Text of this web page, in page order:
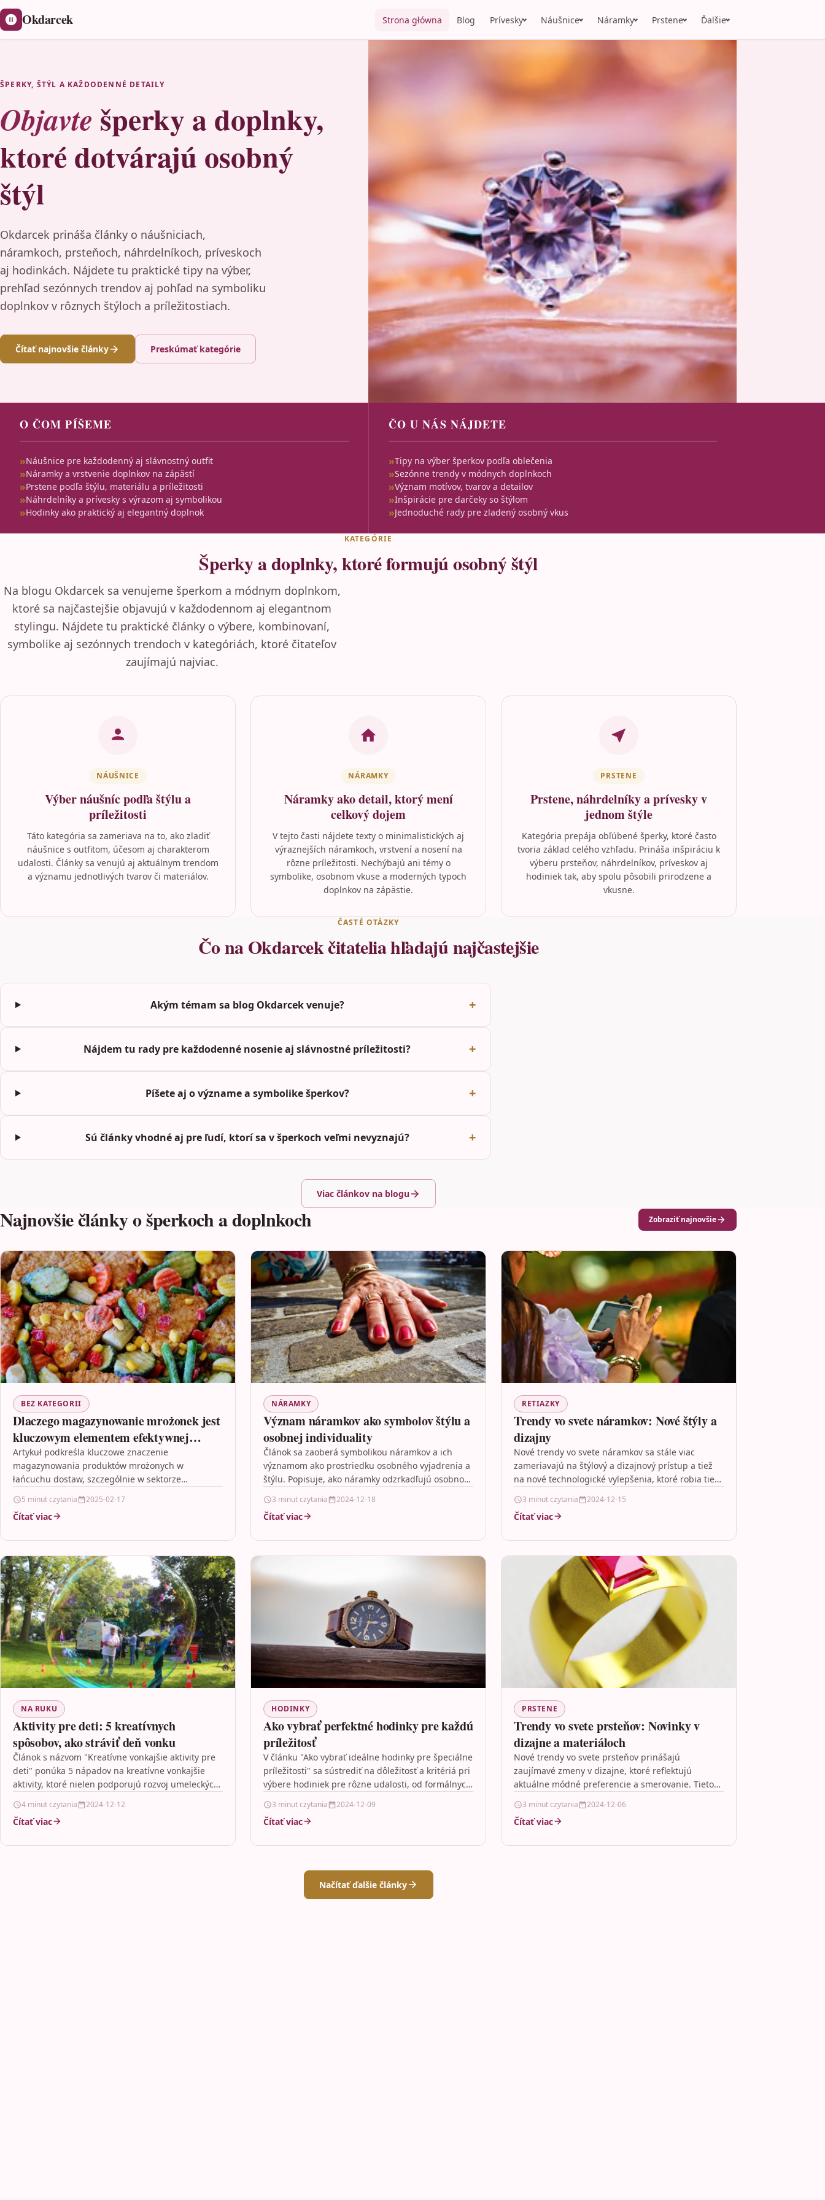
Okdarcek Strona główna Blog Prívesky Náušnice Náramky Prstene Ďalšie
ŠPERKY, ŠTÝL A KAŽDODENNÉ DETAILY
Objavte šperky a doplnky,
ktoré dotvárajú osobný
štýl
Okdarcek prináša články o náušniciach,
náramkoch, prsteňoch, náhrdelníkoch, príveskoch
aj hodinkách. Nájdete tu praktické tipy na výber,
prehľad sezónnych trendov aj pohľad na symboliku
doplnkov v rôznych štýloch a príležitostiach.
Čítať najnovšie články Preskúmať kategórie
O ČOM PÍŠEME
Náušnice pre každodenný aj slávnostný outfit
Náramky a vrstvenie doplnkov na zápästí
Prstene podľa štýlu, materiálu a príležitosti
Náhrdelníky a prívesky s výrazom aj symbolikou
Hodinky ako praktický aj elegantný doplnok
ČO U NÁS NÁJDETE
Tipy na výber šperkov podľa oblečenia
Sezónne trendy v módnych doplnkoch
Význam motívov, tvarov a detailov
Inšpirácie pre darčeky so štýlom
Jednoduché rady pre zladený osobný vkus
KATEGÓRIE
Šperky a doplnky, ktoré formujú osobný štýl
Na blogu Okdarcek sa venujeme šperkom a módnym doplnkom,
ktoré sa najčastejšie objavujú v každodennom aj elegantnom
stylingu. Nájdete tu praktické články o výbere, kombinovaní,
symbolike aj sezónnych trendoch v kategóriách, ktoré čitateľov
zaujímajú najviac.
NÁUŠNICE
Výber náušníc podľa štýlu a
príležitosti
Táto kategória sa zameriava na to, ako zladiť
náušnice s outfitom, účesom aj charakterom
udalosti. Články sa venujú aj aktuálnym trendom
a významu jednotlivých tvarov či materiálov.
NÁRAMKY
Náramky ako detail, ktorý mení
celkový dojem
V tejto časti nájdete texty o minimalistických aj
výraznejších náramkoch, vrstvení a nosení na
rôzne príležitosti. Nechýbajú ani témy o
symbolike, osobnom vkuse a moderných typoch
doplnkov na zápästie.
PRSTENE
Prstene, náhrdelníky a prívesky v
jednom štýle
Kategória prepája obľúbené šperky, ktoré často
tvoria základ celého vzhľadu. Prináša inšpiráciu k
výberu prsteňov, náhrdelníkov, príveskov aj
hodiniek tak, aby spolu pôsobili prirodzene a
vkusne.
ČASTÉ OTÁZKY
Čo na Okdarcek čitatelia hľadajú najčastejšie
Akým témam sa blog Okdarcek venuje?
Nájdem tu rady pre každodenné nosenie aj slávnostné príležitosti?
Píšete aj o význame a symbolike šperkov?
Sú články vhodné aj pre ľudí, ktorí sa v šperkoch veľmi nevyznajú?
Viac článkov na blogu
Najnovšie články o šperkoch a doplnkoch Zobraziť najnovšie
BEZ KATEGORII
Dlaczego magazynowanie mrożonek jest
kluczowym elementem efektywnej
logistyki
Artykuł podkreśla kluczowe znaczenie
magazynowania produktów mrożonych w
łańcuchu dostaw, szczególnie w sektorze
mrożonek ma kluczowy wpływ na zachowanie
świeżości…
5 minut czytania 2025-02-17
Čítať viac
NÁRAMKY
Význam náramkov ako symbolov štýlu a
osobnej individuality
Článok sa zaoberá symbolikou náramkov a ich
významom ako prostriedku osobného vyjadrenia a
štýlu. Popisuje, ako náramky odzrkadľujú osobnosť
3 minut czytania 2024-12-18
Čítať viac
RETIAZKY
Trendy vo svete náramkov: Nové štýly a
dizajny
Nové trendy vo svete náramkov sa stále viac
zameriavajú na štýlový a dizajnový prístup a tiež
na nové technologické vylepšenia, ktoré robia tieto
3 minut czytania 2024-12-15
Čítať viac
NA RUKU
Aktivity pre deti: 5 kreatívnych
spôsobov, ako stráviť deň vonku
Článok s názvom "Kreatívne vonkajšie aktivity pre
deti" ponúka 5 nápadov na kreatívne vonkajšie
aktivity, ktoré nielen podporujú rozvoj umeleckých
4 minut czytania 2024-12-12
Čítať viac
HODINKY
Ako vybrať perfektné hodinky pre každú
príležitosť
V článku "Ako vybrať ideálne hodinky pre špeciálne
príležitosti" sa sústrediť na dôležitosť a kritériá pri
výbere hodiniek pre rôzne udalosti, od formálnych
3 minut czytania 2024-12-09
Čítať viac
PRSTENE
Trendy vo svete prsteňov: Novinky v
dizajne a materiáloch
Nové trendy vo svete prsteňov prinášajú
zaujímavé zmeny v dizajne, ktoré reflektujú
aktuálne módné preferencie a smerovanie. Tieto
3 minut czytania 2024-12-06
Čítať viac
Načítať ďalšie články